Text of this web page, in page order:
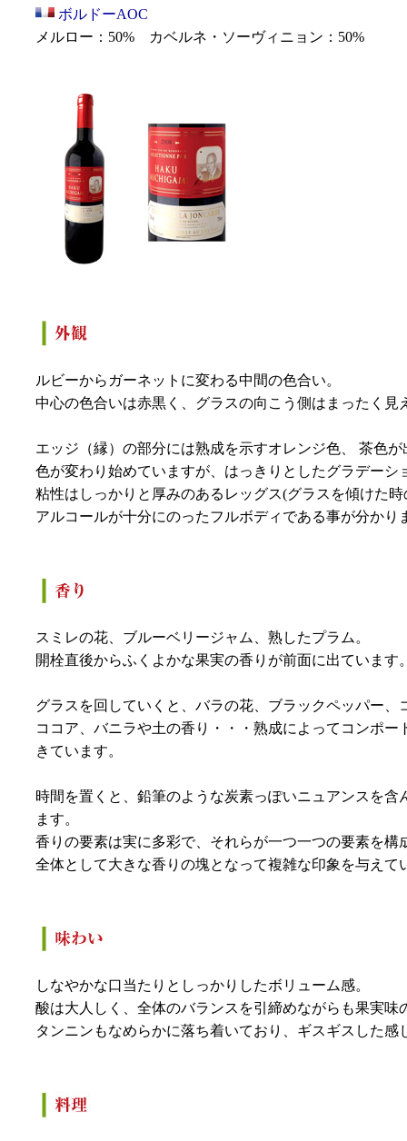
ボルドーAOC
メルロー：50% カベルネ・ソーヴィニョン：50%
ルビーからガーネットに変わる中間の色合い。
中心の色合いは赤黒く、グラスの向こう側はまったく見
エッジ（縁）の部分には熟成を示すオレンジ色、 茶色
色が変わり始めていますが、はっきりとしたグラデーシ
粘性はしっかりと厚みのあるレッグス(グラスを傾けた
アルコールが十分にのったフルボディである事が分かり
スミレの花、ブルーベリージャム、熟したプラム。
開栓直後からふくよかな果実の香りが前面に出ています
グラスを回していくと、バラの花、ブラックペッパー、
ココア、バニラや土の香り・・・熟成によってコンポ
きています。
時間を置くと、鉛筆のような炭素っぽいニュアンスを
ます。
香りの要素は実に多彩で、それらが一つ一つの要素を構
全体として大きな香りの塊となって複雑な印象を与えて
しなやかな口当たりとしっかりしたボリューム感。
酸は大人しく、全体のバランスを引締めながらも果実
タンニンもなめらかに落ち着いており、ギスギスした感